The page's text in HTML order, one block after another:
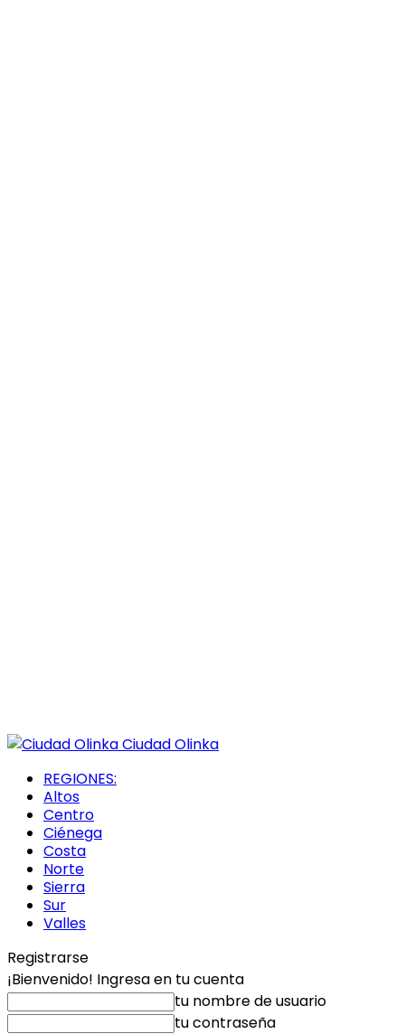
Ciudad Olinka
REGIONES:
Altos
Centro
Ciénega
Costa
Norte
Sierra
Sur
Valles
Registrarse
¡Bienvenido! Ingresa en tu cuenta
tu nombre de usuario
tu contraseña